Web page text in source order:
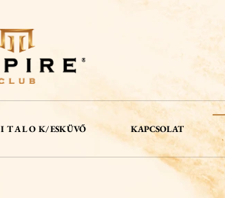
I T A L O K/ ESKÜVŐ KAPCSOLAT